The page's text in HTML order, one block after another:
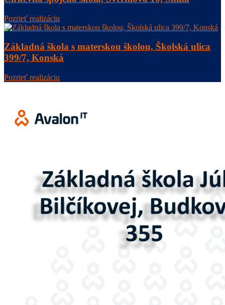
Pozrieť realizáciu
Základná škola s materskou školou, Školská ulica
399/7, Konská
Pozrieť realizáciu